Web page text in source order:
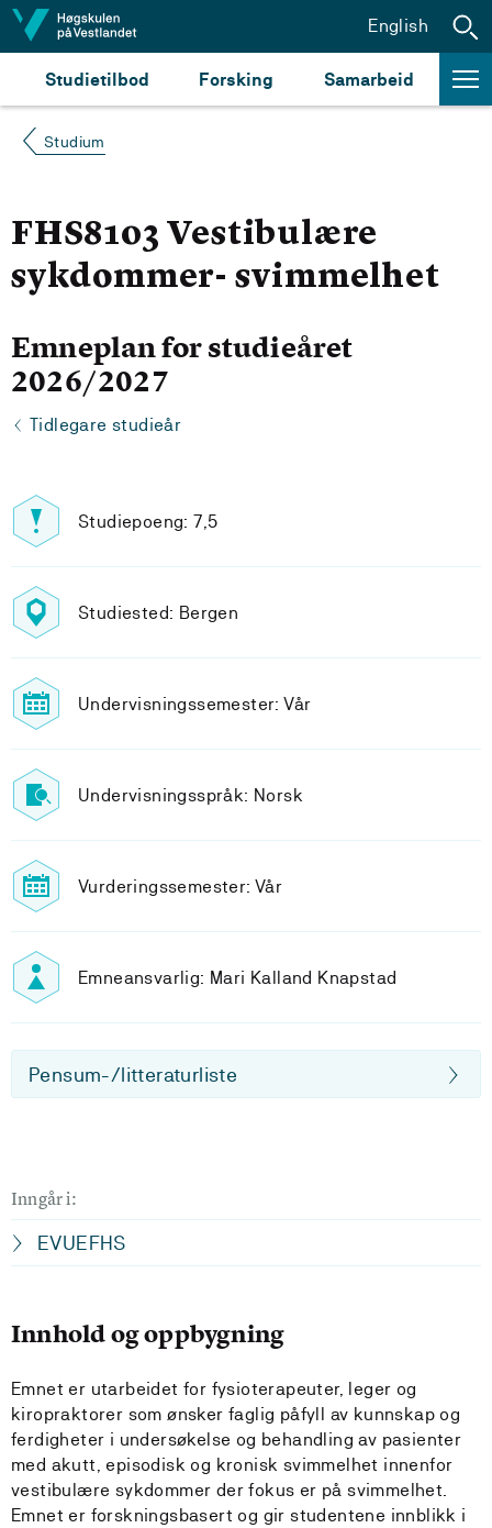
Hopp til innhald
Studietilbod Forsking Samarbeid
English
Studium
FHS8103 Vestibulære
sykdommer- svimmelhet
Emneplan for studieåret
2026/2027
Tidlegare studieår
Studiepoeng: 7,5
Studiested: Bergen
Undervisningssemester: Vår
Undervisningsspråk: Norsk
Vurderingssemester: Vår
Emneansvarlig: Mari Kalland Knapstad
Pensum-/litteraturliste
Inngår i:
EVUEFHS
Innhold og oppbygning
Emnet er utarbeidet for fysioterapeuter, leger og
kiropraktorer som ønsker faglig påfyll av kunnskap og
ferdigheter i undersøkelse og behandling av pasienter
med akutt, episodisk og kronisk svimmelhet innenfor
vestibulære sykdommer der fokus er på svimmelhet.
Emnet er forskningsbasert og gir studentene innblikk i